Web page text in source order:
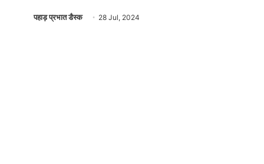
पहाड़ प्रभात डैस्क 28 Jul, 2024